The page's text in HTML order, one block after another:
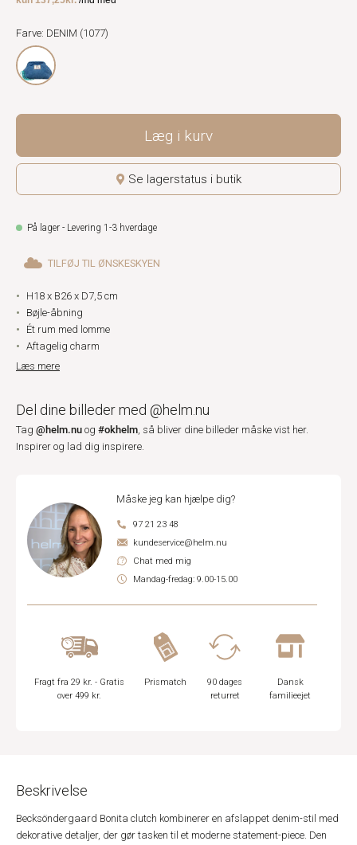
Farve: DENIM (1077)
Læg i kurv
Se lagerstatus i butik
På lager - Levering 1-3 hverdage
TILFØJ TIL ØNSKESKYEN
H18 x B26 x D7,5 cm
Bøjle-åbning
Ét rum med lomme
Aftagelig charm
Læs mere
Del dine billeder med @helm.nu
Tag @helm.nu og #okhelm, så bliver dine billeder måske vist her.
Inspirer og lad dig inspirere.
Måske jeg kan hjælpe dig?
97 21 23 48
kundeservice@helm.nu
Chat med mig
Mandag-fredag: 9.00-15.00
Fragt fra 29 kr. - Gratis
over 499 kr.
Prismatch
90 dages
returret
Dansk
familieejet
Beskrivelse
Becksöndergaard Bonita clutch kombinerer en afslappet denim-stil med
dekorative detaljer, der gør tasken til et moderne statement-piece. Den